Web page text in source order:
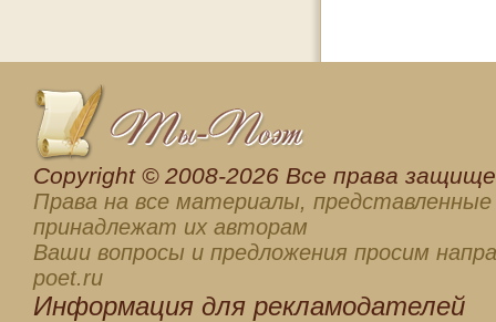
Сopyright © 2008-2026 Все права
Права на все материалы, представленные
принадлежат их авторам
Ваши вопросы и предложения просим
poet.ru
Информация для рекламодателей